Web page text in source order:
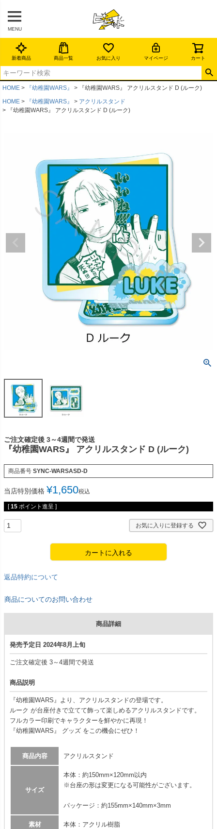
MENU
新着商品 商品一覧 お気に入り マイページ カート
HOME 『幼稚園WARS』
『幼稚園WARS』 アクリルスタンド D (ルーク)
HOME
『幼稚園WARS』
アクリルスタンド
『幼稚園WARS』 アクリルスタンド D (ルーク)
ご注文確定後 3～4週間で発送
『幼稚園WARS』 アクリルスタンド D (ルーク)
商品番号 SYNC-WARSASD-D
当店特別価格 ¥1,650税込
[ 15 ポイント進呈 ]
お気に入りに登録する
カートに入れる
返品特約について
商品についてのお問い合わせ
商品詳細
発売予定日 2024年8月上旬
ご注文確定後 3～4週間で発送
商品説明
『幼稚園WARS』より、アクリルスタンドの登場です。
ルーク が台座付きで立てて飾って楽しめるアクリルスタンドです。
フルカラー印刷でキャラクターを鮮やかに再現！
『幼稚園WARS』 グッズ をこの機会にぜひ！
商品内容 アクリルスタンド
サイズ
本体：約150mm×120mm以内
※台座の形は変更になる可能性がございます。
パッケージ：約155mm×140mm×3mm
素材 本体：アクリル樹脂